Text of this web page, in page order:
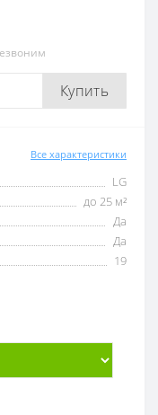
Купить
Все характеристики
LG
до 25 м²
Да
Да
19